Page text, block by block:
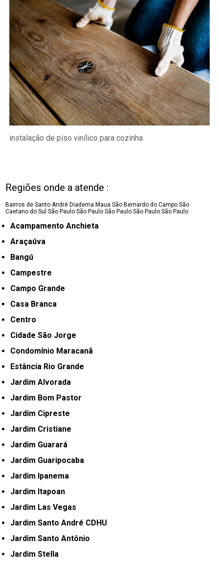
instalação de piso vinílico para cozinha
Regiões onde a atende :
Bairros de Santo André Diadema Maua São Bernardo do Campo São
Caetano do SulSão Paulo São Paulo São Paulo São Paulo São Paulo
Acampamento Anchieta
Araçaúva
Bangú
Campestre
Campo Grande
Casa Branca
Centro
Cidade São Jorge
Condomínio Maracanã
Estância Rio Grande
Jardim Alvorada
Jardim Bom Pastor
Jardim Cipreste
Jardim Cristiane
Jardim Guarará
Jardim Guaripocaba
Jardim Ipanema
Jardim Itapoan
Jardim Las Vegas
Jardim Santo André CDHU
Jardim Santo Antônio
Jardim Stella